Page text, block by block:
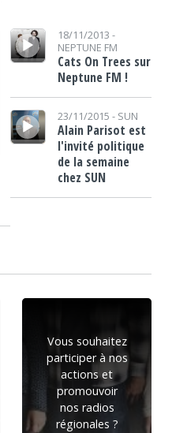
Lecteur audio18/11/2013 -
NEPTUNE FM
Cats On Trees sur
Neptune FM !
Lecteur audio
23/11/2015 - SUN
Alain Parisot est
l'invité politique
de la semaine
chez SUN
Vous souhaitez
participer à nos
actions et
promouvoir
nos radios
régionales ?